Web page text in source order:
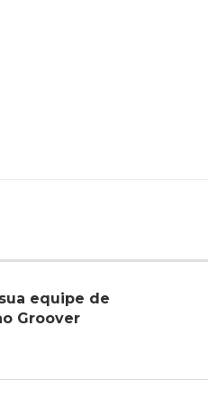
equipe de
Groover